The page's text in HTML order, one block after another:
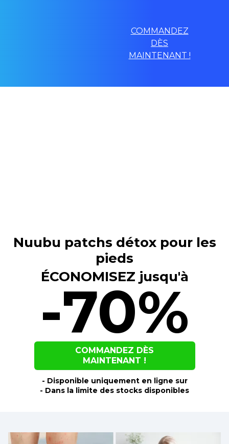
COMMANDEZ
DÈS
MAINTENANT !
Nuubu patchs détox pour les
pieds
ÉCONOMISEZ jusqu'à
-70%
COMMANDEZ DÈS
MAINTENANT !
- Disponible uniquement en ligne sur
- Dans la limite des stocks disponibles